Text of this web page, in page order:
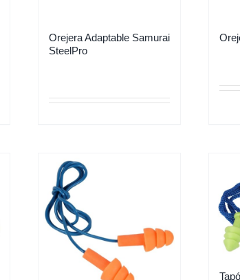
Orejera Adaptable Samurai
SteelPro